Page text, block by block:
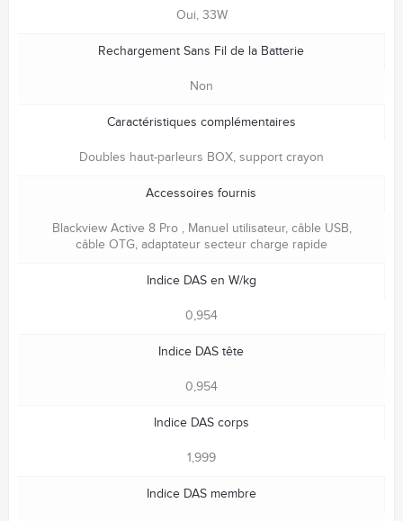
Oui, 33W
Rechargement Sans Fil de la Batterie
Non
Caractéristiques complémentaires
Doubles haut-parleurs BOX, support crayon
Accessoires fournis
Blackview Active 8 Pro , Manuel utilisateur, câble USB,
câble OTG, adaptateur secteur charge rapide
Indice DAS en W/kg
0,954
Indice DAS tête
0,954
Indice DAS corps
1,999
Indice DAS membre